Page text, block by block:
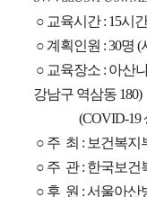
○ 교육시간: 15시
○ 계획인원 : 30명 (
○ 교육장소 : 아산
강남구 역삼동 180)
(COVID-19
○ 주 최 : 보건복지
○ 주 관: 한국보건
○ 후 원 :서울아산